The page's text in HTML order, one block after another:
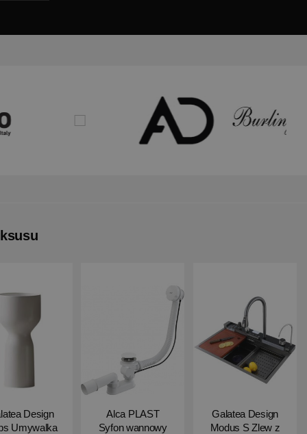
Design
Umywalka
Alca PLAST
Syfon wannowy
Galatea Design
Modus S Zlew z